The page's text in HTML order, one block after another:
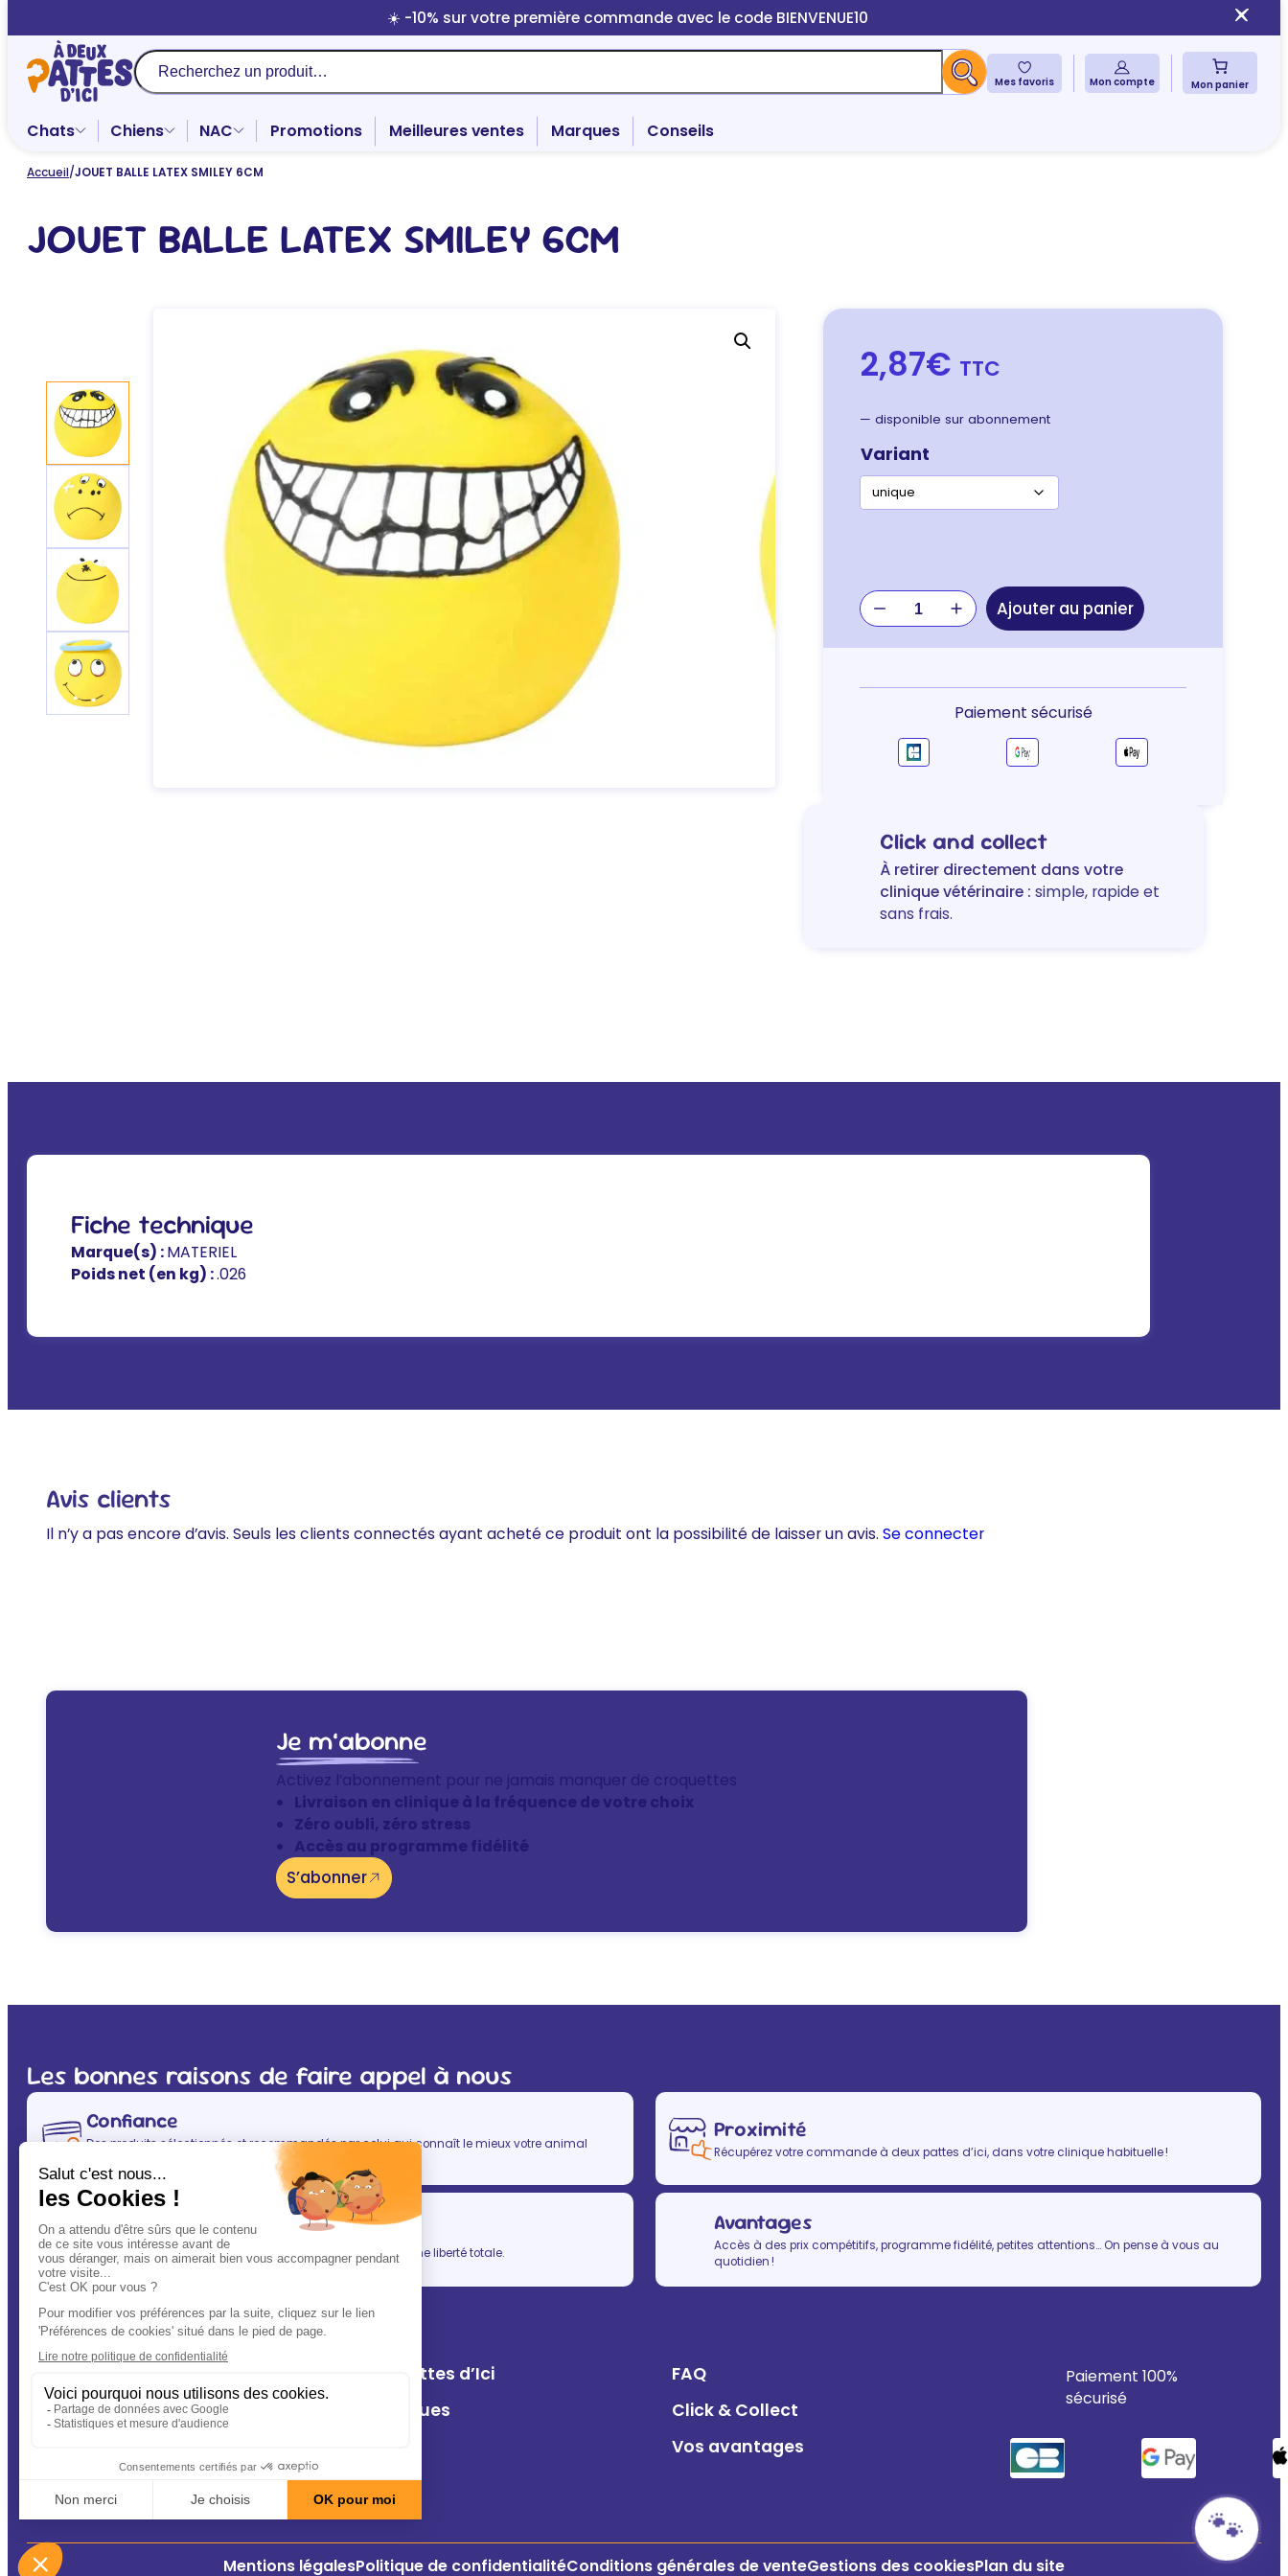
au
contenu
☀️ -10% sur votre première commande avec le code BIENVENUE10
Recherche
Mes favoris Mon compte Mon panier
Chats Chiens NAC Promotions Meilleures ventes Marques Conseils
Accueil/JOUET BALLE LATEX SMILEY 6CM
JOUET BALLE LATEX SMILEY 6CM
2,87€ TTC
— disponible sur abonnement
Variant
quantité
de
JOUET
LATEX
Ajouter au panier
Paiement sécurisé
Click and collect
À retirer directement dans votre
clinique vétérinaire : simple, rapide et
sans frais.
Fiche technique
Marque(s) :MATERIEL
Poids net (en kg) :.026
Avis clients
Il n’y a pas encore d’avis. Seuls les clients connectés ayant acheté ce produit ont la possibilité de laisser un avis. Se connecter
Je m’abonne
Activez l’abonnement pour ne jamais manquer de croquettes
Livraison en clinique à la fréquence de votre choix
Zéro oubli, zéro stress
Accès au programme fidélité
S’abonner
Les bonnes raisons de faire appel à nous
Confiance
Des produits sélectionnés et recommandés par celui qui connaît le mieux votre animal
(après vous évidemment ! ) : votre vétérinaire.
Proximité
Récupérez votre commande à deux pattes d’ici, dans votre clinique habituelle !
Simplicité
En un clic, vous allégez votre quotidien, tout en gardant une liberté totale.
Avantages
Accès à des prix compétitifs, programme fidélité, petites attentions… On pense à vous au
quotidien !
A Deux Pattes d’Ici
FAQ
Nos cliniques
Click & Collect
Vos avantages
Conseils
Paiement 100%
sécurisé
Mentions légalesPolitique de confidentialitéConditions générales de venteGestions des cookiesPlan du site
🐾